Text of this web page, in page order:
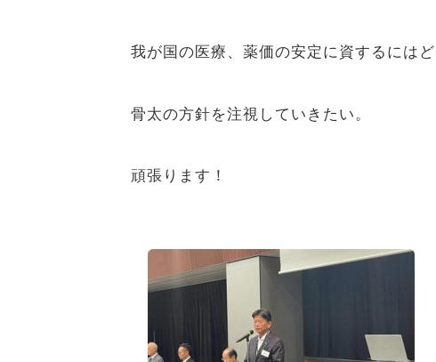
我が国の医療、薬価の安定に資するには
骨太の方針を注視していきたい。
頑張ります！